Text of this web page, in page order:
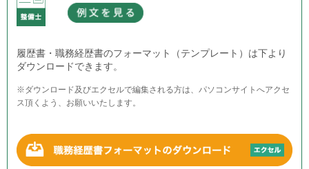
履歴書・職務経歴書のフォーマット（テンプレート）は下より
ダウンロードできます。
※ダウンロード及びエクセルで編集される方は、パソコンサイトへアクセ
ス頂くよう、お願いいたします。